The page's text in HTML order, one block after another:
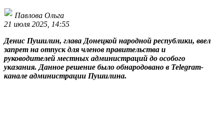
Павлова Ольга
21 июля 2025, 14:55
Денис Пушилин, глава Донецкой народной республики, ввел
запрет на отпуск для членов правительства и
руководителей местных администраций до особого
указания. Данное решение было обнародовано в Telegram-
канале администрации Пушилина.